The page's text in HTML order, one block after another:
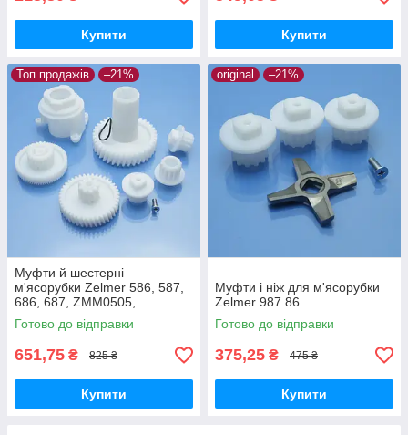
Купити Купити
Топ продажів –21%
Муфти й шестерні
м'ясорубки Zelmer 586, 587,
686, 687, ZMM0505,
ZMM0554, ZMM0805,
ZMM0815, ZMM0854,
ZMM0905, ZMM0954,
ZMM1005
Готово до відправки
651,75 ₴ 825 ₴
Купити
original –21%
Муфти і ніж для м'ясорубки
Zelmer 987.86
Готово до відправки
375,25 ₴ 475 ₴
Купити